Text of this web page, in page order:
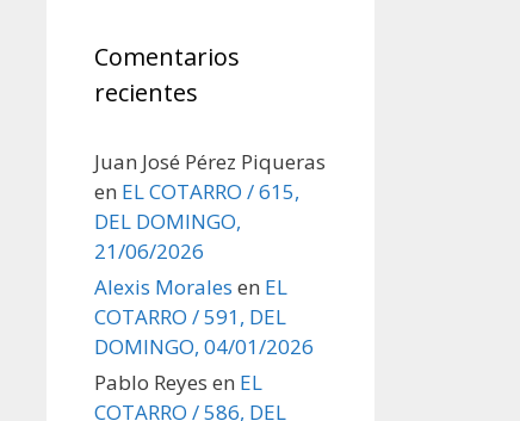
Comentarios
recientes
Juan José Pérez Piqueras
en EL COTARRO / 615,
DEL DOMINGO,
21/06/2026
Alexis Morales en EL
COTARRO / 591, DEL
DOMINGO, 04/01/2026
Pablo Reyes en EL
COTARRO / 586, DEL